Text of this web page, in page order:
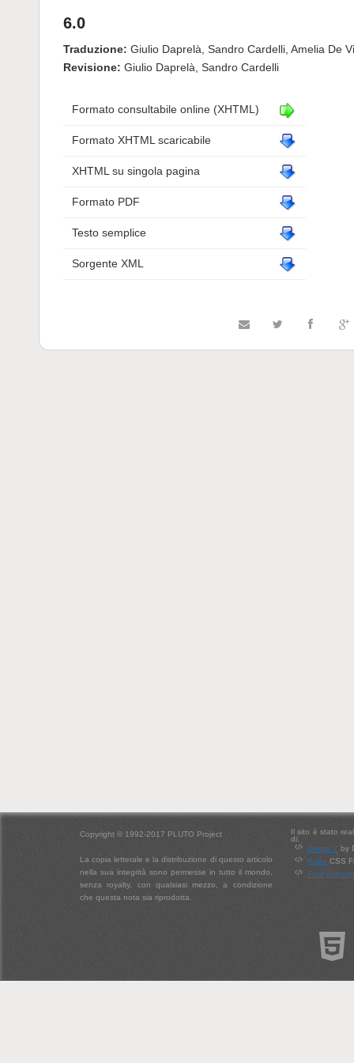
6.0
Traduzione: Giulio Daprelà, Sandro Cardelli, Amelia De
Revisione: Giulio Daprelà, Sandro Cardelli
Formato consultabile online (XHTML)
Formato XHTML scaricabile
XHTML su singola pagina
Formato PDF
Testo semplice
Sorgente XML
Copyright © 1992-2017 PLUTO Project
La copia letterale e la distribuzione di questo articolo
nella sua integrità sono permesse in tutto il mondo,
senza royalty, con qualsiasi mezzo, a condizione
che questa nota sia riprodotta.
Il sito è stato
di:
Drupal 7 by
Kube CSS
Font